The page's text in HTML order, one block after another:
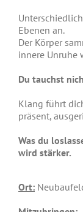
Ebenen an.
Der Körper
innere Unruhe
Du tauchst
Klang führt
präsent,
Was du
wird stärker.
Ort: